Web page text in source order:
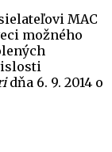
MAC
možného
dňa 6. 9. 2014 o